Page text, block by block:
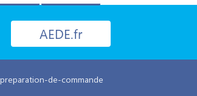
AEDE.fr
de-commande